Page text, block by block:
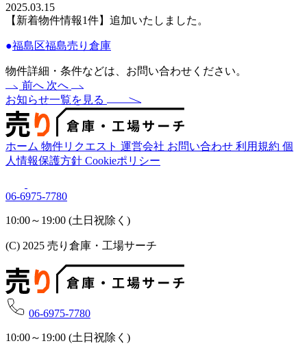
2025.03.15
【新着物件情報1件】追加いたしました。
●福島区福島売り倉庫
物件詳細・条件などは、お問い合わせください。
前へ 次へ
お知らせ一覧を見る
ホーム 物件リクエスト 運営会社 お問い合わせ 利用規約 個
人情報保護方針 Cookieポリシー
06-6975-7780
10:00～19:00 (土日祝除く)
(C) 2025 売り倉庫・工場サーチ
06-6975-7780
10:00～19:00 (土日祝除く)